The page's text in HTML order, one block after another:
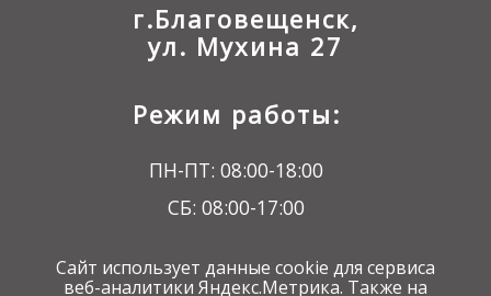
г.Благовещенск,
ул. Мухина 27
Режим работы:
ПН-ПТ: 08:00-18:00
СБ: 08:00-17:00
Сайт использует данные cookie для сервиса
веб-аналитики Яндекс.Метрика. Также на